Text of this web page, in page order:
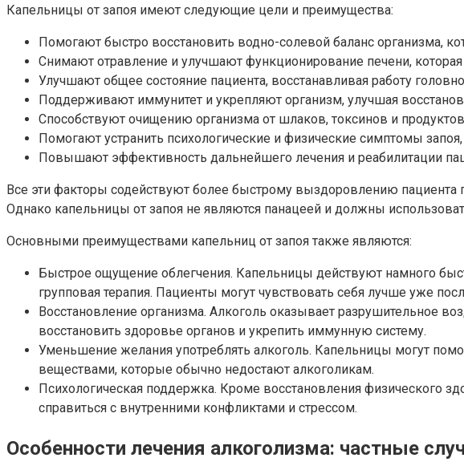
Капельницы от запоя имеют следующие цели и преимущества:
Помогают быстро восстановить водно-солевой баланс организма,
Снимают отравление и улучшают функционирование печени, которая
Улучшают общее состояние пациента, восстанавливая работу
Поддерживают иммунитет и укрепляют организм, улучшая
Способствуют очищению организма от шлаков, токсинов и
Помогают устранить психологические и физические симптомы
Повышают эффективность дальнейшего лечения и реабилитации
Все эти факторы содействуют более быстрому выздоровлению
Однако капельницы от запоя не являются панацеей и должны
Основными преимуществами капельниц от запоя также являются:
Быстрое ощущение облегчения. Капельницы действуют намного
групповая терапия. Пациенты могут чувствовать себя лучше уже
Восстановление организма. Алкоголь оказывает разрушительное
восстановить здоровье органов и укрепить иммунную систему.
Уменьшение желания употреблять алкоголь. Капельницы могут
веществами, которые обычно недостают алкоголикам.
Психологическая поддержка. Кроме восстановления физического
справиться с внутренними конфликтами и стрессом.
Особенности лечения алкоголизма: частные